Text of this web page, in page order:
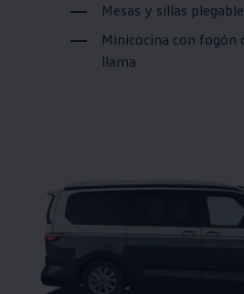
Mesas y sillas
Minicocina con fogón
llama